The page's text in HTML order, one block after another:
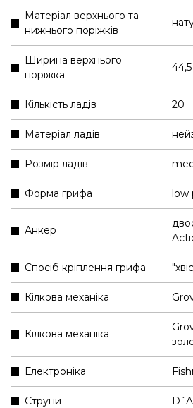
Матеріал верхнього та
нижнього поріжків
Ширина верхнього
поріжка
Кількість ладів 20
Матеріал ладів
Розмір ладів
Форма грифа low
Анкер
Спосіб кріплення грифа
Кілкова механіка
Кілкова механіка
Електроніка
Струни